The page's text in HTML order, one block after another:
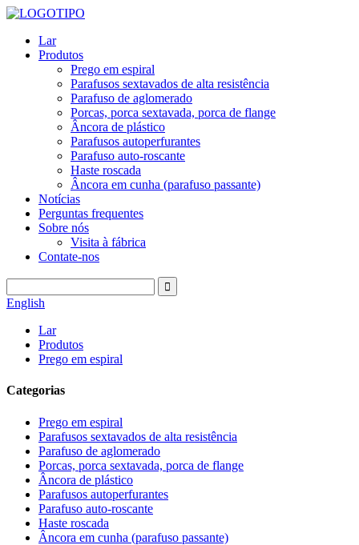
Lar
Produtos
Prego em espiral
Parafusos sextavados de alta resistência
Parafuso de aglomerado
Porcas, porca sextavada, porca de flange
Âncora de plástico
Parafusos autoperfurantes
Parafuso auto-roscante
Haste roscada
Âncora em cunha (parafuso passante)
Notícias
Perguntas frequentes
Sobre nós
Visita à fábrica
Contate-nos
English
Lar
Produtos
Prego em espiral
Categorias
Prego em espiral
Parafusos sextavados de alta resistência
Parafuso de aglomerado
Porcas, porca sextavada, porca de flange
Âncora de plástico
Parafusos autoperfurantes
Parafuso auto-roscante
Haste roscada
Âncora em cunha (parafuso passante)